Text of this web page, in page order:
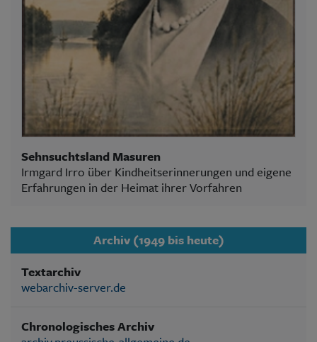
Sehnsuchtsland Masuren
Irmgard Irro über Kindheitserinnerungen und eigene
Erfahrungen in der Heimat ihrer Vorfahren
Archiv (1949 bis heute)
Textarchiv
webarchiv-server.de
Chronologisches Archiv